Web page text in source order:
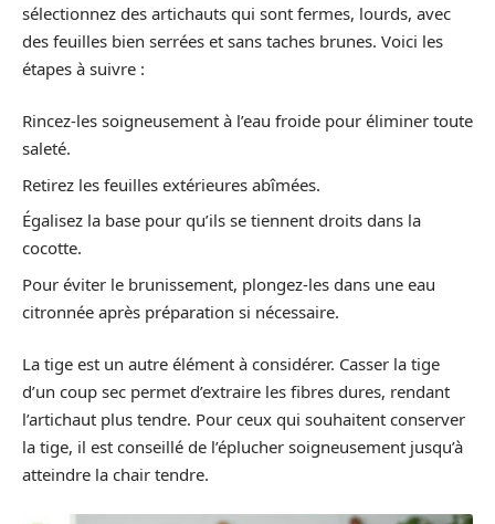
sélectionnez des artichauts qui sont fermes, lourds, avec
des feuilles bien serrées et sans taches brunes. Voici les
étapes à suivre :
Rincez-les soigneusement à l’eau froide pour éliminer toute
saleté.
Retirez les feuilles extérieures abîmées.
Égalisez la base pour qu’ils se tiennent droits dans la
cocotte.
Pour éviter le brunissement, plongez-les dans une eau
citronnée après préparation si nécessaire.
La tige est un autre élément à considérer. Casser la tige
d’un coup sec permet d’extraire les fibres dures, rendant
l’artichaut plus tendre. Pour ceux qui souhaitent conserver
la tige, il est conseillé de l’éplucher soigneusement jusqu’à
atteindre la chair tendre.